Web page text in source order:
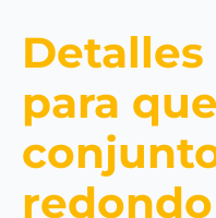
para
redondo